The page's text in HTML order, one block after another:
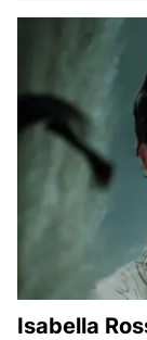
Isabella